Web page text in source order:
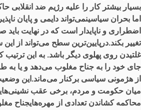
بسیار بیشتر کار را علیه رژیم ضد انقلابی
اما بحران سیاسینمی‌تواند دایمی و پایان
اضطراری و ناپایدار است که در نهایت
تغییر بکند.درپایین‌ترین سطح می‌تواند از
غلتیدن روی پهلوی دیگر باشد. به این
جای خود را به جناح مغلوب می‌دهد و یا به
از هژمونی سیاسی برکنار می‌ماند.این
میان حکومت و مردم، برخی عقب
محاکمه کشاندن تعدادی از مهره‌هایجناح